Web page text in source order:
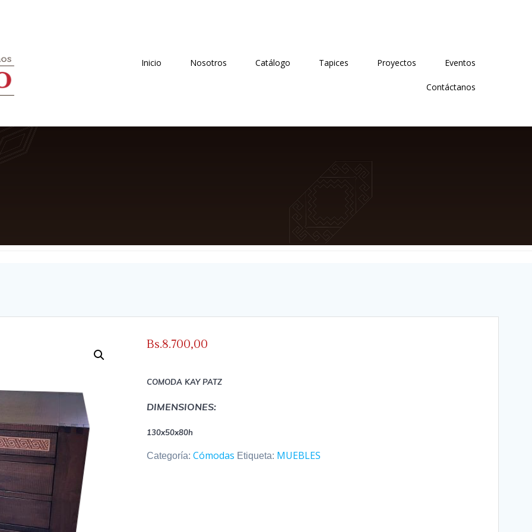
Inicio Nosotros Catálogo Tapices Proyectos Eventos
Contáctanos
Bs.8.700,00
COMODA KAY PATZ
DIMENSIONES:
130x50x80h
Categoría:Cómodas Etiqueta: MUEBLES